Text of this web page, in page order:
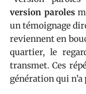
version paroles
un témoignage
reviennent en
quartier, le
transmet. Ces
génération qui n’a